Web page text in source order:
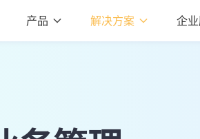
产品  解决方案  企